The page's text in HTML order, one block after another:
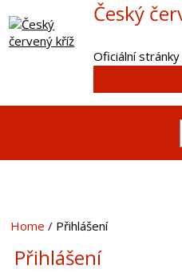
Český
Oficiální
Home Přihlášení
Přihlášení